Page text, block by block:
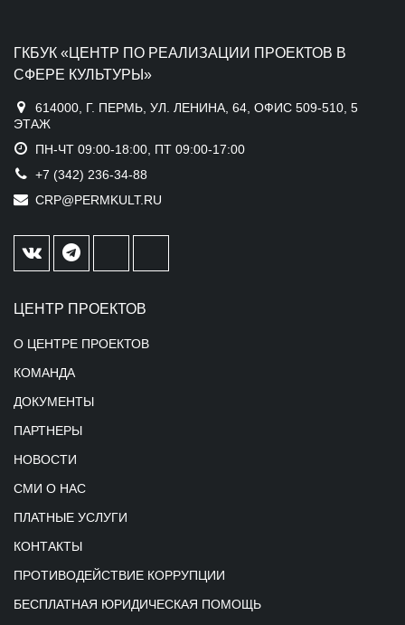
ГКБУК «ЦЕНТР ПО РЕАЛИЗАЦИИ ПРОЕКТОВ В
СФЕРЕ КУЛЬТУРЫ»
614000, Г. ПЕРМЬ, УЛ. ЛЕНИНА, 64, ОФИС 509-510, 5
ЭТАЖ
ПН-ЧТ 09:00-18:00, ПТ 09:00-17:00
+7 (342) 236-34-88
CRP@PERMKULT.RU
ЦЕНТР ПРОЕКТОВ
О ЦЕНТРЕ ПРОЕКТОВ
КОМАНДА
ДОКУМЕНТЫ
ПАРТНЕРЫ
НОВОСТИ
СМИ О НАС
ПЛАТНЫЕ УСЛУГИ
КОНТАКТЫ
ПРОТИВОДЕЙСТВИЕ КОРРУПЦИИ
БЕСПЛАТНАЯ ЮРИДИЧЕСКАЯ ПОМОЩЬ